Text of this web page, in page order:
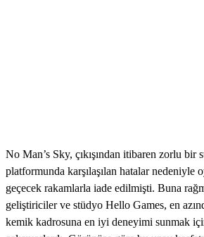
No Man’s Sky, çıkışından itibaren zorlu bir
platformunda karşılaşılan hatalar nedeniyle
geçecek rakamlarla iade edilmişti. Buna
geliştiriciler ve stüdyo Hello Games, en
kemik kadrosuna en iyi deneyimi sunmak